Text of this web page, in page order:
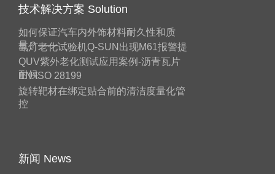
技术解决方案 Solution
如何保证汽车内外饰材料耐久性和质
量？——
氙灯老化试验机Q-SUN出现M61报警提
QUV紫外老化测试应用案例-沥青瓦片
耐候
EN ISO 28199
旋转靶材在绑定贴合前的清洁度量化管
控
新闻 News